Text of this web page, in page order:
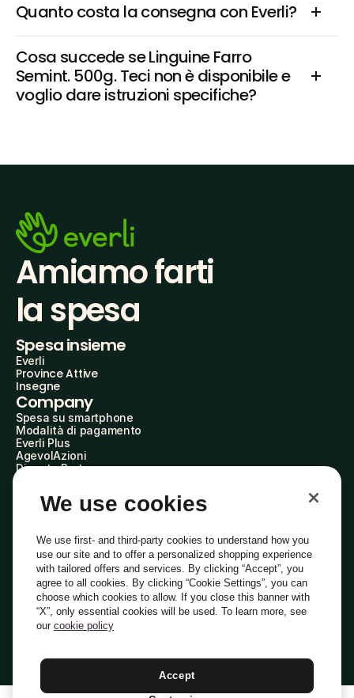
Quanto costa la consegna con Everli?
Cosa succede se Linguine Farro
Semint. 500g. Teci non è disponibile e
voglio dare istruzioni specifiche?
Amiamo farti
la spesa
Spesa insieme
Everli
Province Attive
Insegne
Company
Spesa su smartphone
Modalità di pagamento
Everli Plus
AgevolAzioni
Diventa Partner
Everli Shoppers
About Us
Everli News
Domande frequenti
Lavora con noi
Diventa Shopper
Investitori
PrivacyCookiePreferenze Cookie
Termini e CondizioniCodice Etico
Indirizzo PEC: everli@pec.it - indirizzo DPO: dpo@everli.com
Italiano
We use cookies
We use first- and third-party cookies to understand how you
use our site and to offer a personalized shopping experience
with tailored offers and services. By clicking “Accept”, you
agree to all cookies. By clicking “Cookie Settings”, you can
choose which cookies to allow. If you close this banner with
“X”, only essential cookies will be used. To learn more, see
our cookie policy
Accept